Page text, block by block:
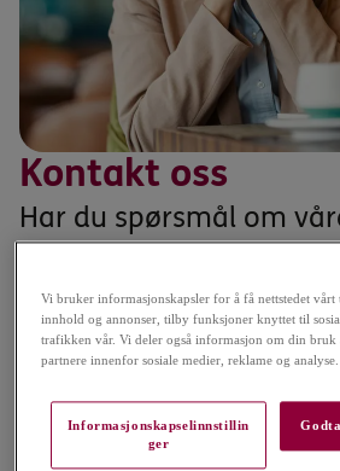
Kontakt oss
Har du spørsmål om
informasjon om
kontakte oss, enten via
appen, telefon eller e-
Kontaktskjema
Vi bruker informasjonskapsler for å få nettstedet
innhold og annonser, tilby funksjoner knyttet til
trafikken vår. Vi deler også informasjon om din bruk
partnere innenfor sosiale medier, reklame og analyse.
Informasjonskapselinnstillin
ger